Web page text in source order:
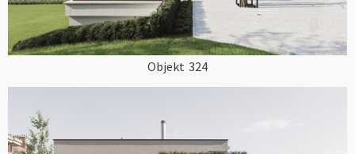
Objekt 324